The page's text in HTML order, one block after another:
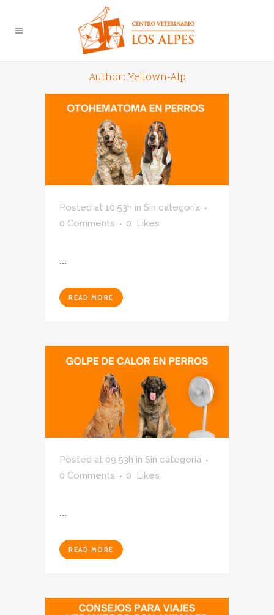
Author: Yellown-Alp
Posted at 10:53h in Sin categoría
0 Comments
0 Likes
...
READ MORE
Posted at 09:53h in Sin categoría
0 Comments
0 Likes
...
READ MORE